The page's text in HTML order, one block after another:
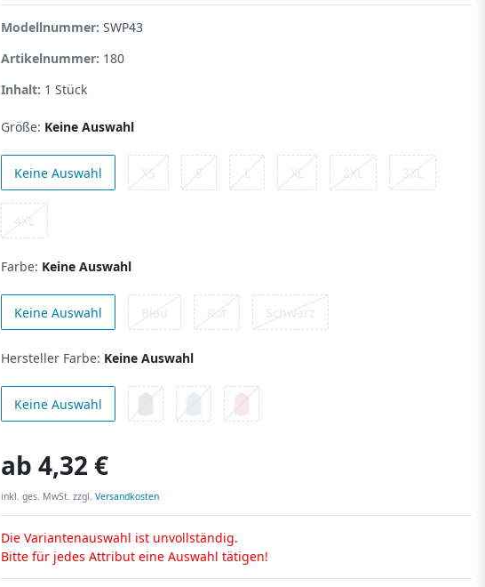
Modellnummer: SWP43
Artikelnummer: 180
Inhalt: 1 Stück
Größe: Keine Auswahl
Keine Auswahl XS S L XL 2XL 3XL
4XL
Farbe: Keine Auswahl
Keine Auswahl Blau Rot Schwarz
Hersteller Farbe: Keine Auswahl
Keine Auswahl
ab 4,32 €
inkl. ges. MwSt. zzgl. Versandkosten
Die Variantenauswahl ist unvollständig.
Bitte für jedes Attribut eine Auswahl tätigen!